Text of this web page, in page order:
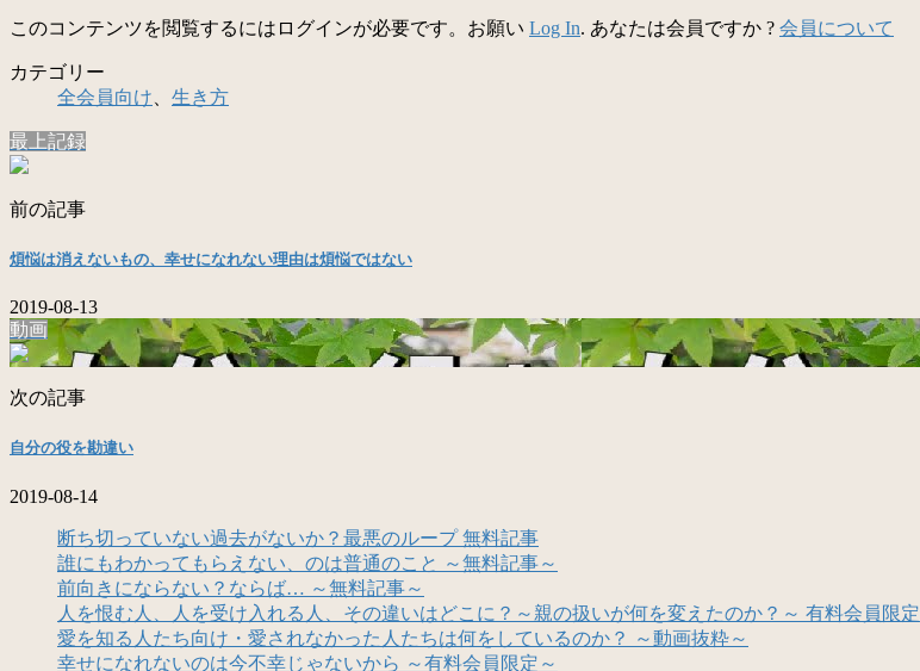
このコンテンツを閲覧するにはログインが必要です。お願い Log In. あなたは会員ですか ? 会員について
カテゴリー
全会員向け
生き方
最上記録
前の記事
煩悩は消えないもの、幸せになれない理由は煩悩ではない
2019-08-13
動画
次の記事
自分の役を勘違い
2019-08-14
断ち切っていない過去がないか？最悪のループ 無料記事
誰にもわかってもらえない、のは普通のこと ～無料記事～
前向きにならない？ならば… ～無料記事～
人を恨む人、人を受け入れる人、その違いはどこに？～親の扱いが何を変えたのか？～ 有料会員限定
愛を知る人たち向け・愛されなかった人たちは何をしているのか？ ～動画抜粋～
幸せになれないのは今不幸じゃないから ～有料会員限定～